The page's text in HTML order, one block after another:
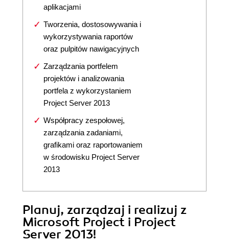
aplikacjami
Tworzenia, dostosowywania i
wykorzystywania raportów
oraz pulpitów nawigacyjnych
Zarządzania portfelem
projektów i analizowania
portfela z wykorzystaniem
Project Server 2013
Współpracy zespołowej,
zarządzania zadaniami,
grafikami oraz raportowaniem
w środowisku Project Server
2013
Planuj, zarządzaj i realizuj z
Microsoft Project i Project
Server 2013!